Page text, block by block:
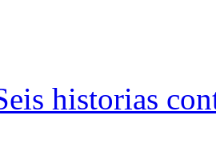
historias